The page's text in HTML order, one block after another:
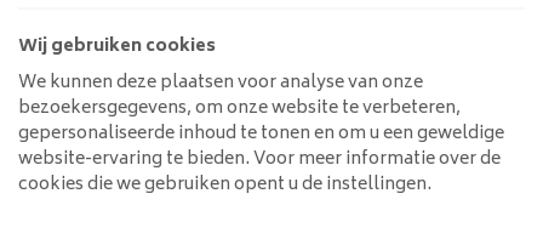
Geen producten gevonden!...
Klantenservice
Mijn account
Wij gebruiken cookies
We kunnen deze plaatsen voor analyse van onze
bezoekersgegevens, om onze website te verbeteren,
gepersonaliseerde inhoud te tonen en om u een geweldige
website-ervaring te bieden. Voor meer informatie over de
cookies die we gebruiken opent u de instellingen.